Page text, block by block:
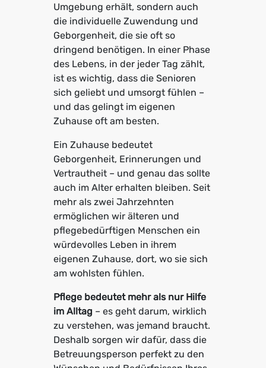
Umgebung erhält, sondern auch
die individuelle Zuwendung und
Geborgenheit, die sie oft so
dringend benötigen. In einer Phase
des Lebens, in der jeder Tag zählt,
ist es wichtig, dass die Senioren
sich geliebt und umsorgt fühlen –
und das gelingt im eigenen
Zuhause oft am besten.
Ein Zuhause bedeutet
Geborgenheit, Erinnerungen und
Vertrautheit – und genau das sollte
auch im Alter erhalten bleiben. Seit
mehr als zwei Jahrzehnten
ermöglichen wir älteren und
pflegebedürftigen Menschen ein
würdevolles Leben in ihrem
eigenen Zuhause, dort, wo sie sich
am wohlsten fühlen.
Pflege bedeutet mehr als nur Hilfe
im Alltag – es geht darum, wirklich
zu verstehen, was jemand braucht.
Deshalb sorgen wir dafür, dass die
Betreuungsperson perfekt zu den